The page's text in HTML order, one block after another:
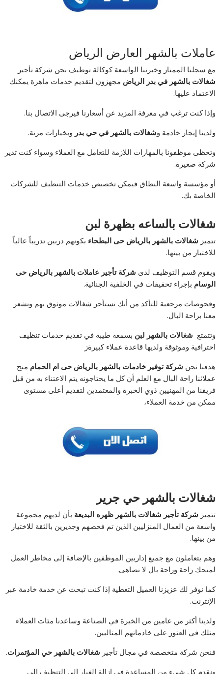
عاملات بالشهر العارض الرياض
مع سجلنا الممتاز وخبرتنا الواسعة كوكالة توظيف نحن شركة تأجير
شغالات بالشهر في بدر الرياض مجهزون لتقديم خدمات ماهرة يمكنك
الاعتماد عليها.
وإذا كنت ترغب في معرفة المزيد عن أسعارنا فيرجى الاتصال بنا.
ولدينا إيجار خادمة وشغالات بالشهر في حي بدر وبخيارات مرنة.
وتحظى موظفونا بالمهارات اللازمة للتعامل مع العملاء وسواء كنت تدير
شركة صغيرة.
أو مؤسسة واسعة النطاق فيمكن تخصيص خدمات التنظيف للشركات
الخاصة بك.
شغالات بالساعه بظهرة لبن
تتميز شغالات بالشهر بالرياض حى البطحاء بكونهم دربين تدريباً عالياً
للاختيار من بينها.
ويقوم قسم التوظيف لدى شركة تأجير عاملات بالشهر بالرياض حى
الوسام بإجراء تحقيقات في الخلفية الجنائية.
وفحوصات مرجعية للتأكد من أنك تستأجر شغالات موثوق بهم وتشعر
معنا براحة البال.
وتتمتع شغالات بالشهر لبن بسمعة طيبة في تقديم خدمات تنظيف
احترافية وموثوقة ولديها قاعدة عملاء كبيرةز
هدفنا نحن شركة توفير خادمات بالشهر بالرياض حى ام الحمام منح
عملائنا راحة البال مع العلم أن كل ما يحتاجونه يتم الاعتناء به من قبل
فريقنا من المهنيين ذوي الخبرة والمعتمدين لتقديم أعلى مستوى
ممكن من خدمة العملاء،
شغالات بالشهر حي جرير
تتميز شركة تأجير شغالات بالشهر ظهره البديعة بأن لديهم مجموعة
واسعة من العمال المنزليين الذين تم فحصهم وجديرين بالثقة للاختيار
من بينها.
وهم يتعاملون مع جميع إداريين الموظفين بالإضافة إلى مخاطر العمل
لمنحك راحة وراحة بال لا تضاهى.
كما نوفر لك عزيزنا العميل التغطية إذا كنت تبحث عن خدمة خادمة عبر
الإنترنت.
ولدينا أكثر من عامين من الخبرة في الصناعة وساعدنا مئات العملاء
مثلك في العثور على خادماتهم المثاليين.
فنحن شركة متخصصة في مجال تأجير شغالات بالشهر حي المؤتمرات.
ونقدم كل شيء من المساعدة في إزالة الغبار إلى التنظيف إلى